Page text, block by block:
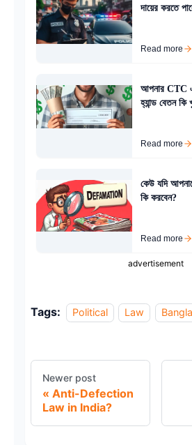
দায়ের করতে
Read more
আপনার CTC
হ্যান্ড বেতন
Read more
কেউ যদি
কি করবেন?
Read more
advertisement
Tags: Political Law Bangla
Newer post
Anti-Defection
Law in India?